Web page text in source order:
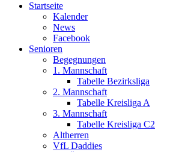
Startseite
Kalender
News
Facebook
Senioren
Begegnungen
1. Mannschaft
Tabelle Bezirksliga
2. Mannschaft
Tabelle Kreisliga A
3. Mannschaft
Tabelle Kreisliga C2
Altherren
VfL Daddies